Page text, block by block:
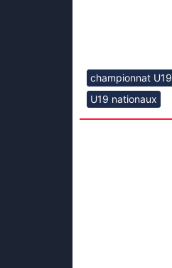
championnat U19
U19 nationaux